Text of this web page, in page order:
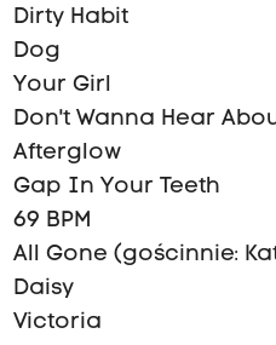
Dirty Habit
Dog
Your Girl
Don't Wanna Hear
Afterglow
Gap In Your Teeth
69 BPM
All Gone (gościnnie:
Daisy
Victoria